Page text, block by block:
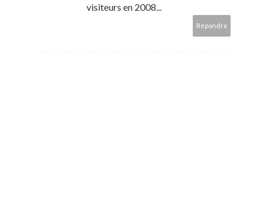
visiteurs en 2008...
Répondre